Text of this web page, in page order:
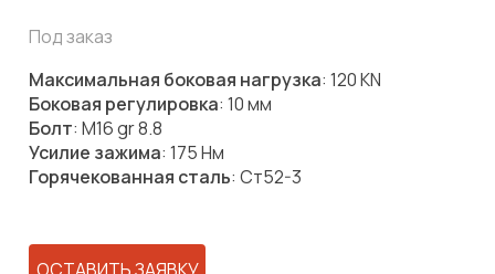
Под заказ
Максимальная боковая нагрузка: 120 KN
Боковая регулировка: 10 мм
Болт: M16 gr 8.8
Усилие зажима: 175 Нм
Горячекованная сталь: Ст52-3